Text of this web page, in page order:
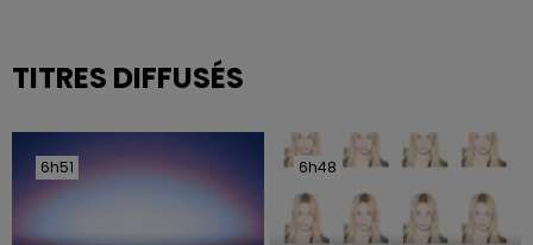
TITRES DIFFUSÉS
6h51
6h51 6h48
6h48